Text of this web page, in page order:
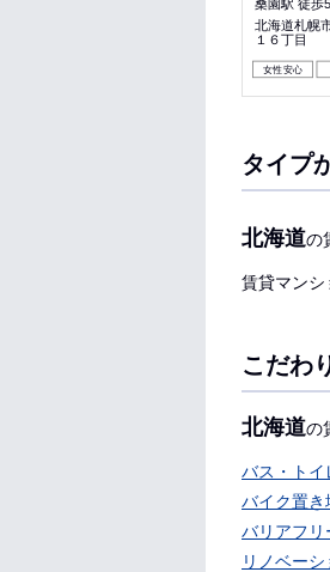
桑園駅 徒歩
北海道札幌
１６丁目
女性安心
タイプ
北海道の
賃貸マンシ
こだわ
北海道の
バス・トイ
バイク置き
バリアフリ
リノベー